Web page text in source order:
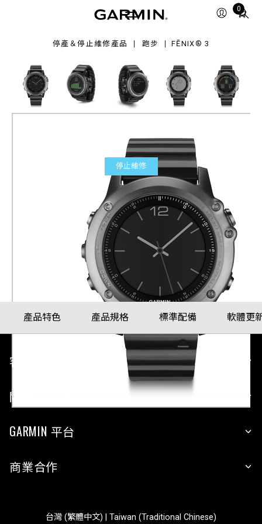
0
Total
停產＆停止維修產品 跑步 FĒNIX® 3
停止維修
fēnix® 3
全能戶外運動GPS腕錶
產品料號 010-01338-23
產品特色 產品規格 標準配備 軟體更
客戶服務
關於 GARMIN
GARMIN 平台
商業合作
台灣 (繁體中文) | Taiwan (Traditional Chinese)